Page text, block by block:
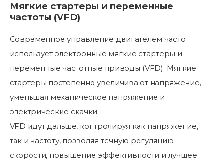
Мягкие стартеры и переменные
частоты (VFD)
Современное управление двигателем часто
использует электронные мягкие стартеры и
переменные частотные приводы (VFD). Мягкие
стартеры постепенно увеличивают напряжение,
уменьшая механическое напряжение и
электрические скачки.
VFD идут дальше, контролируя как напряжение,
так и частоту, позволяя точную регуляцию
скорости, повышение эффективности и лучшее